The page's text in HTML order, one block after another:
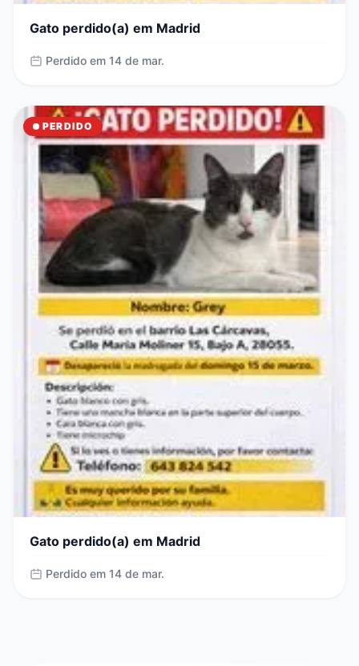
Gato perdido(a) em Madrid
Perdido em 14 de mar.
PERDIDO
Gato perdido(a) em Madrid
Perdido em 14 de mar.